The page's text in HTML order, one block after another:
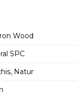
Wood
SPC
Natur